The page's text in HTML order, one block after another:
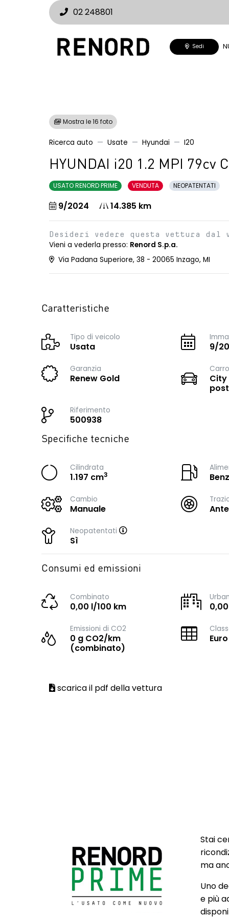
02 248801
Sedi
Mostra le 16 foto
Ricerca auto Usate Hyundai I20
HYUNDAI i20 1.2 MPI 79cv
USATO RENORD PRIME VENDUTA NEOPATENTATI
9/2024 14.385 km
Desideri vedere questa vettura dal
Vieni a vederla presso: Renord S.p.a.
Via Padana Superiore, 38 - 20065 Inzago, MI
Caratteristiche
Tipo di veicolo
Usata 9/
Garanzia
Renew Gold
City
Riferimento
500938
Specifiche tecniche
Cilindrata
1.197 cm3
Cambio
Manuale
Neopatentati
Sì
Consumi ed emissioni
Combinato
0,00 l/100 km
Emissioni di CO2
0 g CO2/km
(combinato)
scarica il pdf della vettura
Stai
ma
Uno
e più